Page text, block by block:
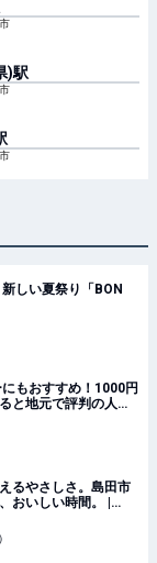
)駅
しい夏祭り「BON
もおすすめ！1000円
と地元で評判の人気
るやさしさ。島田市
おいしい時間。 |
イン）